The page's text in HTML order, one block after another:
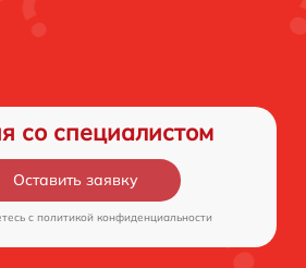
со специалистом
Оставить заявку
c политикой конфиденциальности